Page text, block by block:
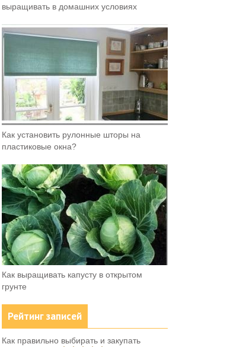
выращивать в домашних условиях
Как установить рулонные шторы на
пластиковые окна?
Как выращивать капусту в открытом
грунте
Рейтинг записей
Как правильно выбирать и закупать